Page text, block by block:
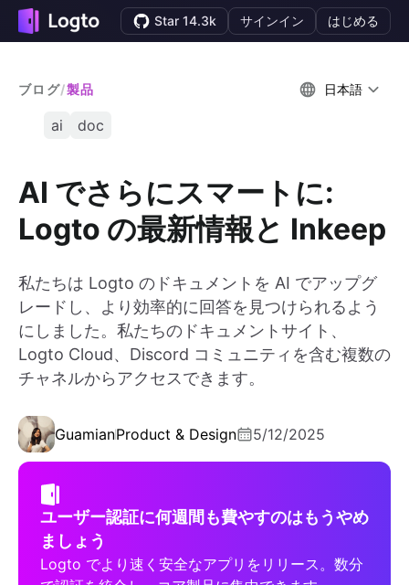
Star 14.3k サインイン はじめる
ブログ/製品 日本語
ai doc
AI でさらにスマートに:
Logto の最新情報と Inkeep
私たちは Logto のドキュメントを AI でアップグ
レードし、より効率的に回答を見つけられるよう
にしました。私たちのドキュメントサイト、
Logto Cloud、Discord コミュニティを含む複数の
チャネルからアクセスできます。
GuamianProduct & Design 5/12/2025
ユーザー認証に何週間も費やすのはもうやめ
ましょう
Logto でより速く安全なアプリをリリース。数分